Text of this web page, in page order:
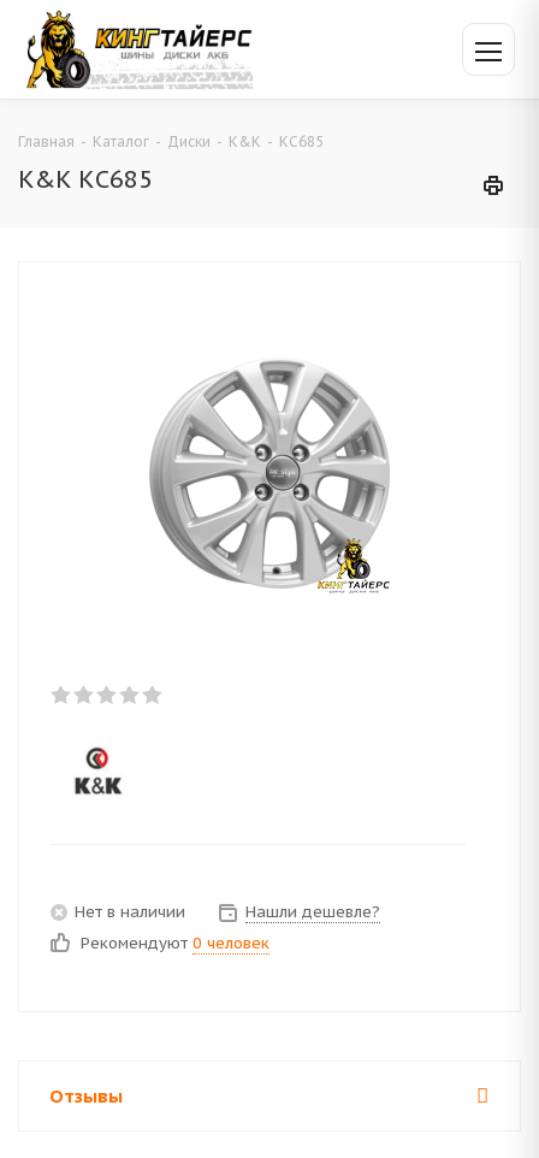
Главная - Каталог - Диски - K&K - КС685
K&K КС685
Нет в наличии
Нашли дешевле?
Рекомендуют 0 человек
Отзывы